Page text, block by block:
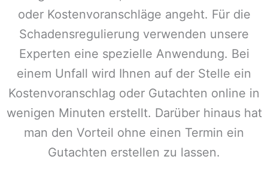
oder Kostenvoranschläge angeht. Für die
Schadensregulierung verwenden unsere
Experten eine spezielle Anwendung. Bei
einem Unfall wird Ihnen auf der Stelle ein
Kostenvoranschlag oder Gutachten online in
wenigen Minuten erstellt. Darüber hinaus hat
man den Vorteil ohne einen Termin ein
Gutachten erstellen zu lassen.